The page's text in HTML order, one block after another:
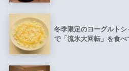
冬季限定のヨーグルト
で「流氷大回転」を食べ